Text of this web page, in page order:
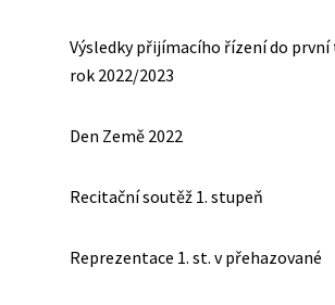
Výsledky přijímacího řízení do
rok 2022/2023
Den Země 2022
Recitační soutěž 1. stupeň
Reprezentace 1. st. v přehazované